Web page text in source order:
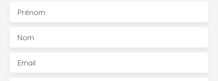
Prénom
Nom
Email